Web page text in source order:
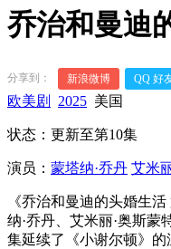
乔治和曼迪
分享到： 新浪微博 QQ 好
欧美剧 2025 美国
状态：更新至第10集
演员： 蒙塔纳·乔丹 艾米
《乔治和曼迪的头婚生
纳·乔丹、艾米丽·奥斯蒙
集延续了《小谢尔顿》